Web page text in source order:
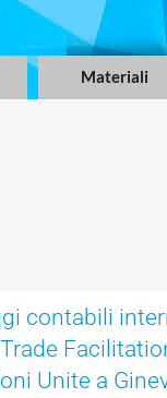
Materiali
contabili
Unite a